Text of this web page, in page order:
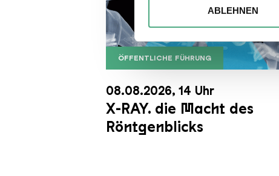
die Zugriffe auf unsere
der Dienste gesammelt haben.
ABLEHNEN
ÖFFENTLICHE FÜHRUNG
X RAY neu
08.08.2026, 14 Uhr
X-RAY. die Macht des
Röntgenblicks